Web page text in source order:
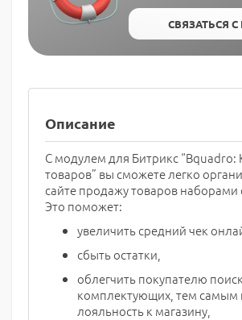
СВЯЗАТЬСЯ
Описание
С модулем для Битрикс
товаров” вы сможете легко
сайте продажу товаров наборами
Это поможет:
увеличить средний чек
сбыть остатки,
облегчить покупателю поиск
комплектующих, тем самым
лояльность к магазину,